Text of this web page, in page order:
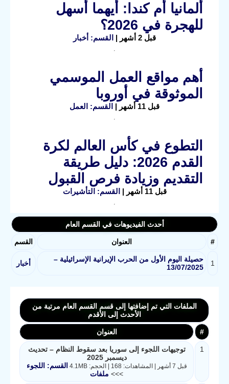
ألمانيا أم كندا: أيهما أسهل
للهجرة في 2026؟
قبل 2 أشهر | القسم: أخبار
أهم مواقع العمل الموسمي
الموثوقة في أوروبا
قبل 11 أشهر | القسم: العمل
التطوع في كأس العالم لكرة
القدم 2026: دليل طريقة
التقديم وزيادة فرص القبول
قبل 11 أشهر | القسم: التأشيرات
أحدث الفيديوهات في القسم العام
# العنوان القسم
1
حصيلة اليوم الأول من الحرب الإيرانية الإسرائيلية –
13/07/2025
أخبار
الملفات التي تم إضافتها إلى قسم القسم العام مرتبة من
الأحدث إلى الأقدم
# العنوان
1
توجيهات اللجوء إلى سوريا بعد سقوط النظام – تحديث
ديسمبر 2025
قبل 7 أشهر | المشاهدات: 168 | الحجم: 4.1MB
القسم: اللجوء
>>> ملفات